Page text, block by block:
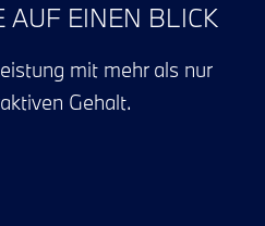
AUF EINEN BLICK
mit mehr als nur
Gehalt.